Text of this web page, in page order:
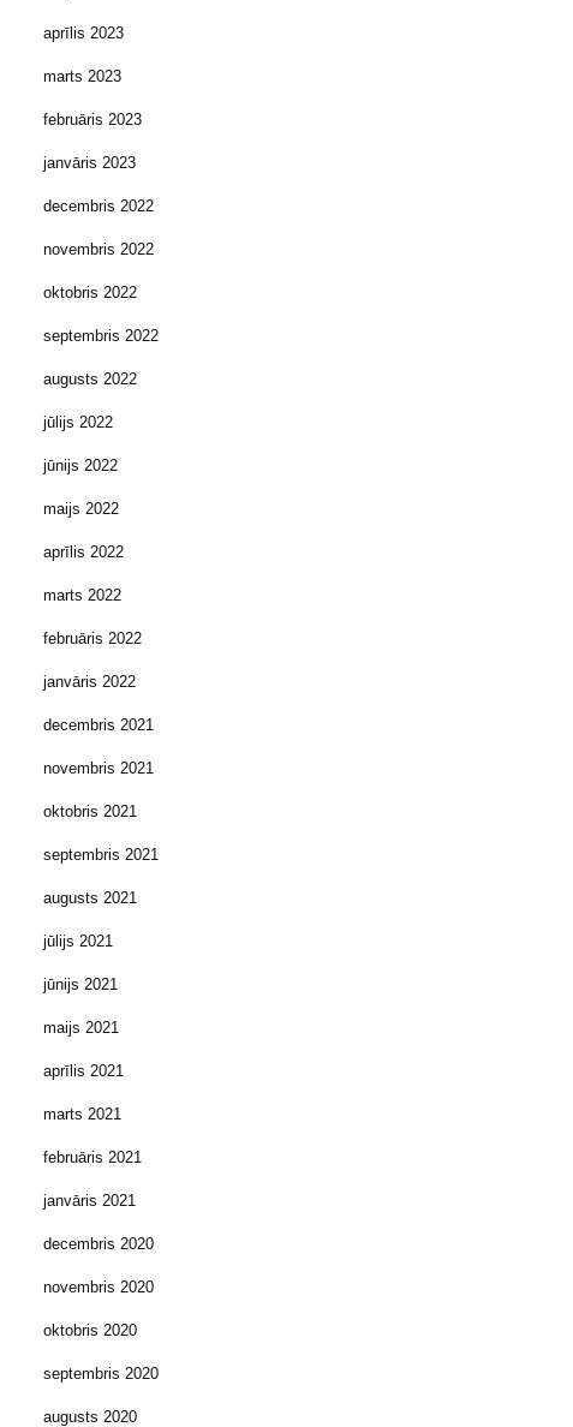
aprīlis 2023
marts 2023
februāris 2023
janvāris 2023
decembris 2022
novembris 2022
oktobris 2022
septembris 2022
augusts 2022
jūlijs 2022
jūnijs 2022
maijs 2022
aprīlis 2022
marts 2022
februāris 2022
janvāris 2022
decembris 2021
novembris 2021
oktobris 2021
septembris 2021
augusts 2021
jūlijs 2021
jūnijs 2021
maijs 2021
aprīlis 2021
marts 2021
februāris 2021
janvāris 2021
decembris 2020
novembris 2020
oktobris 2020
septembris 2020
augusts 2020